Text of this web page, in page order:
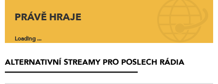
PRÁVĚ HRAJE
Loading ...
ALTERNATIVNÍ STREAMY PRO POSLECH RÁDIA